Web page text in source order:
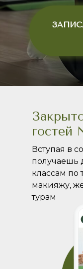
гостей
Вступая в
получаешь
классам по
макияжу,
турам